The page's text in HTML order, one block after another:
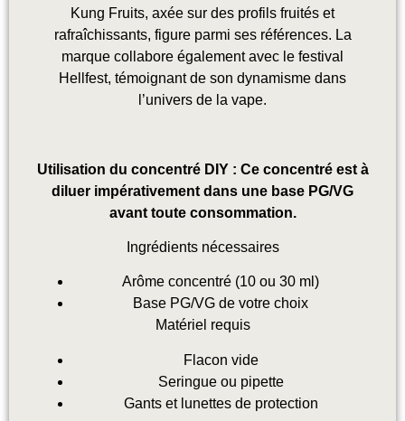
Kung Fruits, axée sur des profils fruités et
rafraîchissants, figure parmi ses références. La
marque collabore également avec le festival
Hellfest, témoignant de son dynamisme dans
l’univers de la vape.
Utilisation du concentré DIY : Ce concentré est à
diluer impérativement dans une base PG/VG
avant toute consommation.
Ingrédients nécessaires
Arôme concentré (10 ou 30 ml)
Base PG/VG de votre choix
Matériel requis
Flacon vide
Seringue ou pipette
Gants et lunettes de protection